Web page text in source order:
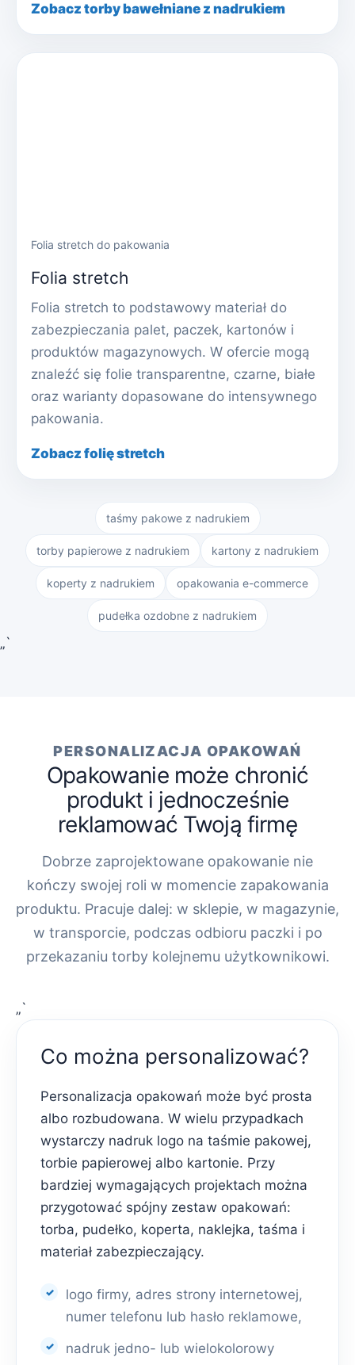
Zobacz torby bawełniane z nadrukiem
Folia stretch do pakowania
Folia stretch
Folia stretch to podstawowy materiał do
zabezpieczania palet, paczek, kartonów i
produktów magazynowych. W ofercie mogą
znaleźć się folie transparentne, czarne, białe
oraz warianty dopasowane do intensywnego
pakowania.
Zobacz folię stretch
taśmy pakowe z nadrukiem
torby papierowe z nadrukiem kartony z nadrukiem
koperty z nadrukiem opakowania e-commerce
pudełka ozdobne z nadrukiem
„`
PERSONALIZACJA OPAKOWAŃ
Opakowanie może chronić
produkt i jednocześnie
reklamować Twoją firmę
Dobrze zaprojektowane opakowanie nie
kończy swojej roli w momencie zapakowania
produktu. Pracuje dalej: w sklepie, w magazynie,
w transporcie, podczas odbioru paczki i po
przekazaniu torby kolejnemu użytkownikowi.
„`
Co można personalizować?
Personalizacja opakowań może być prosta
albo rozbudowana. W wielu przypadkach
wystarczy nadruk logo na taśmie pakowej,
torbie papierowej albo kartonie. Przy
bardziej wymagających projektach można
przygotować spójny zestaw opakowań:
torba, pudełko, koperta, naklejka, taśma i
materiał zabezpieczający.
logo firmy, adres strony internetowej,
numer telefonu lub hasło reklamowe,
nadruk jedno- lub wielokolorowy